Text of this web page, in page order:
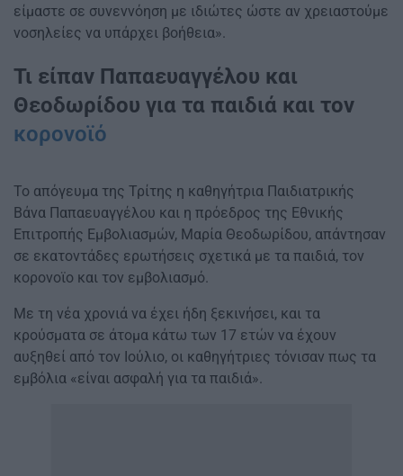
είμαστε σε συνεννόηση με ιδιώτες ώστε αν χρειαστούμε
νοσηλείες να υπάρχει βοήθεια».
Τι είπαν Παπαευαγγέλου και
Θεοδωρίδου για τα παιδιά και τον
κορονοϊό
Το απόγευμα της Τρίτης η καθηγήτρια Παιδιατρικής
Βάνα Παπαευαγγέλου και η πρόεδρος της Εθνικής
Επιτροπής Εμβολιασμών, Μαρία Θεοδωρίδου, απάντησαν
σε εκατοντάδες ερωτήσεις σχετικά με τα παιδιά, τον
κορονοϊο και τον εμβολιασμό.
Με τη νέα χρονιά να έχει ήδη ξεκινήσει, και τα
κρούσματα σε άτομα κάτω των 17 ετών να έχουν
αυξηθεί από τον Ιούλιο, οι καθηγήτριες τόνισαν πως τα
εμβόλια «είναι ασφαλή για τα παιδιά».